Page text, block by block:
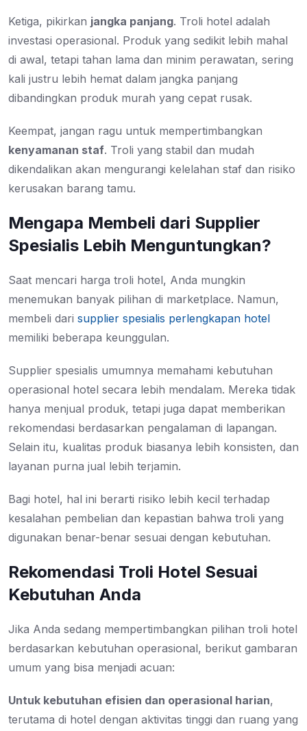
Ketiga, pikirkan jangka panjang. Troli hotel adalah
investasi operasional. Produk yang sedikit lebih mahal
di awal, tetapi tahan lama dan minim perawatan, sering
kali justru lebih hemat dalam jangka panjang
dibandingkan produk murah yang cepat rusak.
Keempat, jangan ragu untuk mempertimbangkan
kenyamanan staf. Troli yang stabil dan mudah
dikendalikan akan mengurangi kelelahan staf dan risiko
kerusakan barang tamu.
Mengapa Membeli dari Supplier
Spesialis Lebih Menguntungkan?
Saat mencari harga troli hotel, Anda mungkin
menemukan banyak pilihan di marketplace. Namun,
membeli dari supplier spesialis perlengkapan hotel
memiliki beberapa keunggulan.
Supplier spesialis umumnya memahami kebutuhan
operasional hotel secara lebih mendalam. Mereka tidak
hanya menjual produk, tetapi juga dapat memberikan
rekomendasi berdasarkan pengalaman di lapangan.
Selain itu, kualitas produk biasanya lebih konsisten, dan
layanan purna jual lebih terjamin.
Bagi hotel, hal ini berarti risiko lebih kecil terhadap
kesalahan pembelian dan kepastian bahwa troli yang
digunakan benar-benar sesuai dengan kebutuhan.
Rekomendasi Troli Hotel Sesuai
Kebutuhan Anda
Jika Anda sedang mempertimbangkan pilihan troli hotel
berdasarkan kebutuhan operasional, berikut gambaran
umum yang bisa menjadi acuan:
Untuk kebutuhan efisien dan operasional harian,
terutama di hotel dengan aktivitas tinggi dan ruang yang